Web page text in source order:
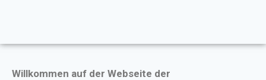
Willkommen auf der Webseite der